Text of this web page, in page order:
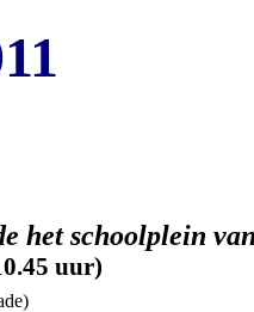
het schoolplein
uur)